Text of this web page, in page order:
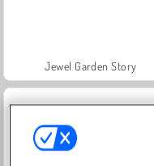
Jewel Garden Story